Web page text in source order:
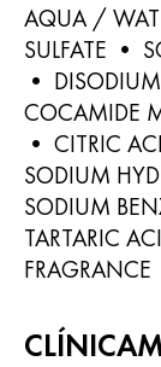
AQUA /
SULFATE •
•
COCAMIDE
• CITRIC
SODIUM
SODIUM
TARTARIC
FRAGRANCE